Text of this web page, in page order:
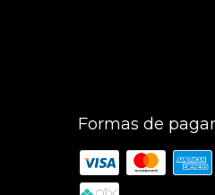
Formas de